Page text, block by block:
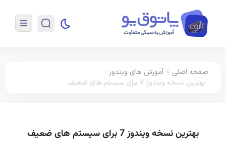
صفحه اصلی > آموزش های ویندوز :
بهترین نسخه ویندوز 7 برای سیستم های ضعیف
بهترین نسخه ویندوز 7 برای سیستم های ضعیف